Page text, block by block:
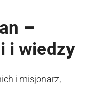
–
i wiedzy
i misjonarz,